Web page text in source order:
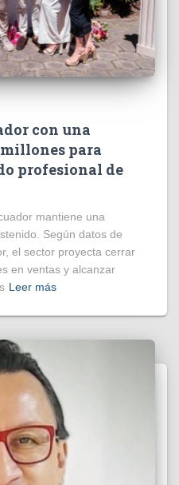
con una
para
profesional de
mantiene una
Según datos de
el sector proyecta cerrar
en ventas y alcanzar
Leer más